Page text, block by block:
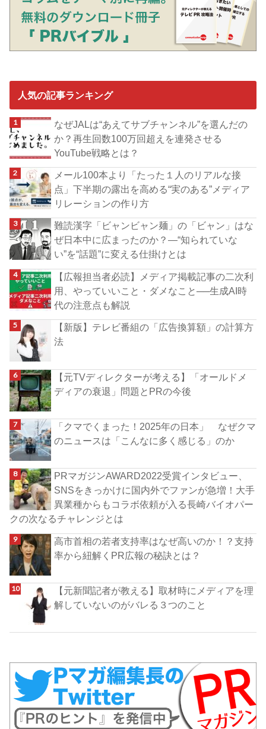
人気の記事ランキング
なぜJALは“あえてサブチャンネル”を選んだの
か？再生回数100万回超えを連発させる
YouTube戦略とは？
メール100本より「たった１人のリアルな接
点」下半期の露出を高める“実のある”メディア
リレーションの作り方
難読漢字「ビャンビャン麺」の「ビャン」はな
ぜ日本中に広まったのか？―“知られていな
い”を“話題”に変える仕掛けとは
【広報担当者必読】メディア掲載記事の二次利
用、やっていいこと・ダメなこと──生成AI時
代の注意点も解説
【新版】テレビ番組の「広告換算額」の計算方
法
【元TVディレクターが考える】「オールドメ
ディアの衰退」問題とPRの今後
「クマでくまった！2025年の日本」 なぜクマ
のニュースは「こんなに多く感じる」のか
PRマガジンAWARD2022受賞インタビュー、
SNSをきっかけに国内外でファンが急増！大手
異業種からもコラボ依頼が入る長崎バイオパー
クの次なるチャレンジとは
高市首相の若者支持率はなぜ高いのか！？支持
率から紐解くPR広報の秘訣とは？
【元新聞記者が教える】取材時にメディアを理
解していないのがバレる３つのこと